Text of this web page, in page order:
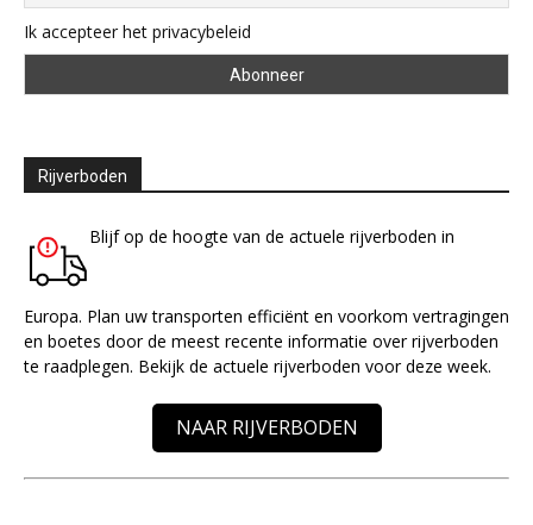
Ik accepteer het privacybeleid
Rijverboden
Blijf op de hoogte van de actuele rijverboden in
Europa. Plan uw transporten efficiënt en voorkom vertragingen
en boetes door de meest recente informatie over rijverboden
te raadplegen. Bekijk de actuele rijverboden voor deze week.
NAAR RIJVERBODEN